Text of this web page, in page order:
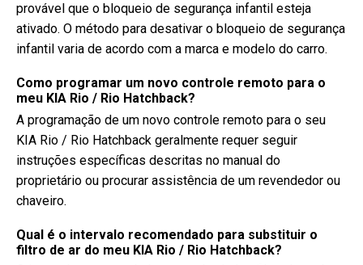
provável que o bloqueio de segurança infantil esteja
ativado. O método para desativar o bloqueio de segurança
infantil varia de acordo com a marca e modelo do carro.
Como programar um novo controle remoto para o
meu KIA Rio / Rio Hatchback?
A programação de um novo controle remoto para o seu
KIA Rio / Rio Hatchback geralmente requer seguir
instruções específicas descritas no manual do
proprietário ou procurar assistência de um revendedor ou
chaveiro.
Qual é o intervalo recomendado para substituir o
filtro de ar do meu KIA Rio / Rio Hatchback?